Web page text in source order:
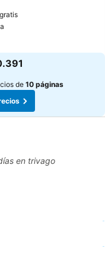
de 10 páginas
en trivago